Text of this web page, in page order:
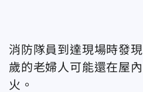
消防隊員到達現場時發
歲的老婦人可能還在屋
火。